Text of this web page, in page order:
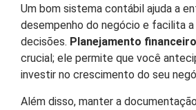
Um bom sistema contábil ajuda a
desempenho do negócio e facilita
decisões. Planejamento financeiro
crucial; ele permite que você
investir no crescimento do seu
Além disso, manter a